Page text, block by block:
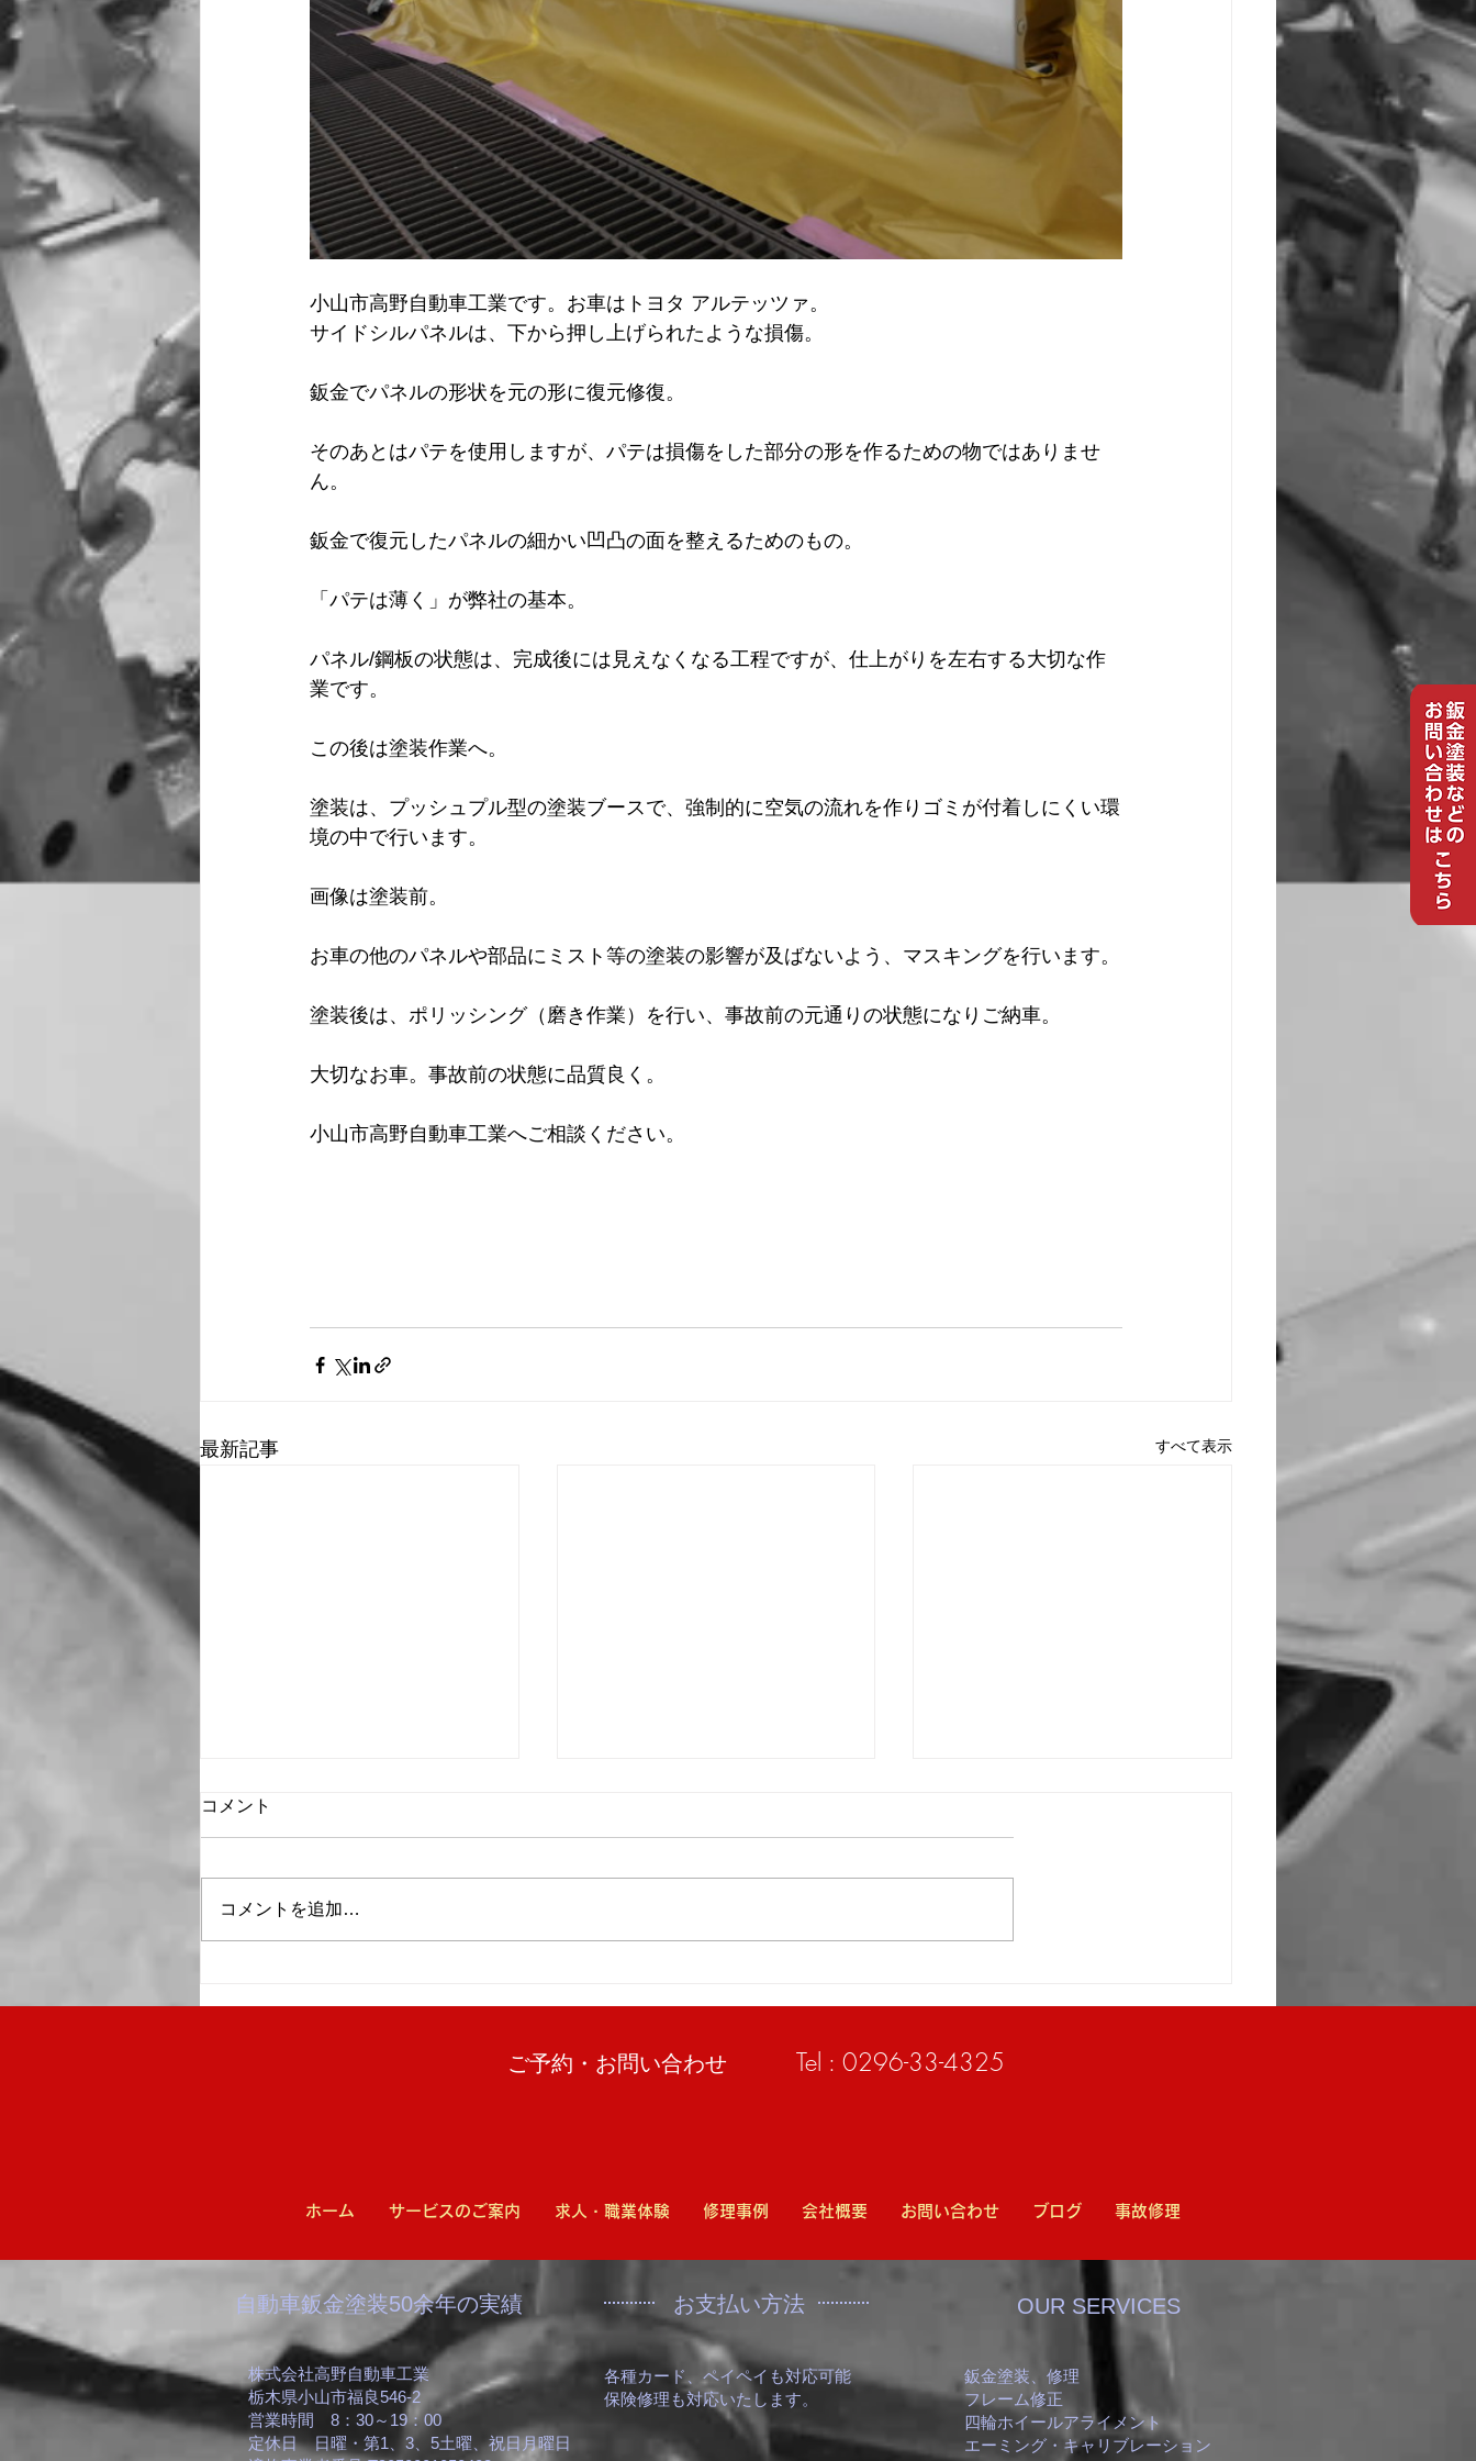
小山市高野自動車工業です。お車はトヨタ アルテッツァ。
サイドシルパネルは、下から押し上げられたような損傷。
鈑金でパネルの形状を元の形に復元修復。
そのあとはパテを使用しますが、パテは損傷をした部分の形を作るための物ではありませ
ん。
鈑金で復元したパネルの細かい凹凸の面を整えるためのもの。
「パテは薄く」が弊社の基本。
パネル/鋼板の状態は、完成後には見えなくなる工程ですが、仕上がりを左右する大切な作
業です。
この後は塗装作業へ。
塗装は、プッシュプル型の塗装ブースで、強制的に空気の流れを作りゴミが付着しにくい環
境の中で行います。
画像は塗装前。
お車の他のパネルや部品にミスト等の塗装の影響が及ばないよう、マスキングを行います。
塗装後は、ポリッシング（磨き作業）を行い、事故前の元通りの状態になりご納車。
大切なお車。事故前の状態に品質良く。
小山市高野自動車工業へご相談ください。
最新記事 すべて表示
ム」を実施しています
のリヤ周り修理なら高野自動
事例/小山市高野自動車工業
コメント
コメントを追加…
​ご予約・お問い合わせ Tel : 0296-33-4325
ホーム サービスのご案内 求人・職業体験 修理事例 会社概要 お問い合わせ ブログ 事故修理
​​自動車鈑金塗装50余年の実績
株式会社高野自動車工業
栃木県小山市福良546-2
営業時間 8：30～19：00
​定休日 日曜・第1、3、5土曜、祝日月曜日
​お支払い方法
各種カード、ペイペイも対応可能
​保険修理も対応いたします。
OUR SERVICES
鈑金塗装、修理
フレーム修正
四輪ホイールアライメント
​エーミング・キャリブレーション